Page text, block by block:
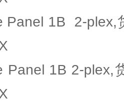
Panel 1B 2-plex,
Panel 1B 2-plex,